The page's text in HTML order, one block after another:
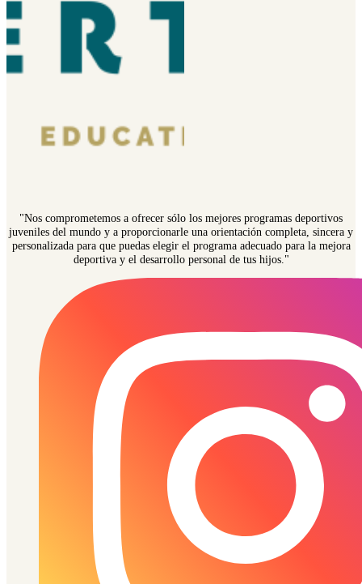
"Nos comprometemos a ofrecer sólo los mejores programas deportivos
juveniles del mundo y a proporcionarle una orientación completa, sincera y
personalizada para que puedas elegir el programa adecuado para la mejora
deportiva y el desarrollo personal de tus hijos."